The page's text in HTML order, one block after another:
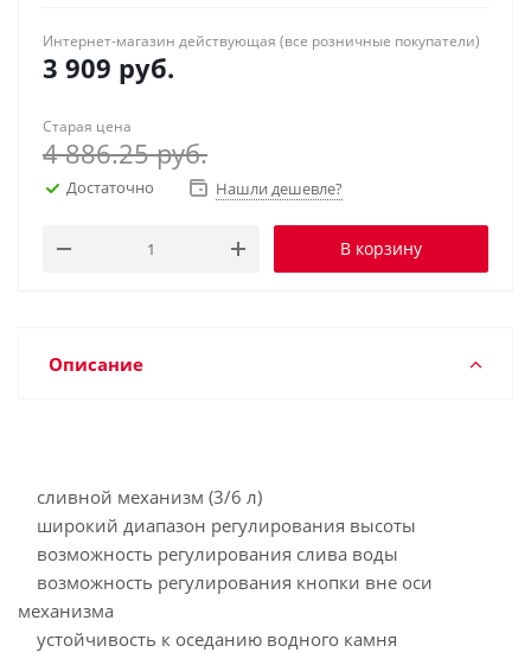
Интернет-магазин действующая (все розничные покупатели)
3 909 руб.
Старая цена
4 886.25руб.
Достаточно Нашли дешевле?
В корзину
Описание
сливной механизм (3/6 л)
широкий диапазон регулирования высоты
возможность регулирования слива воды
возможность регулирования кнопки вне оси
механизма
устойчивость к оседанию водного камня